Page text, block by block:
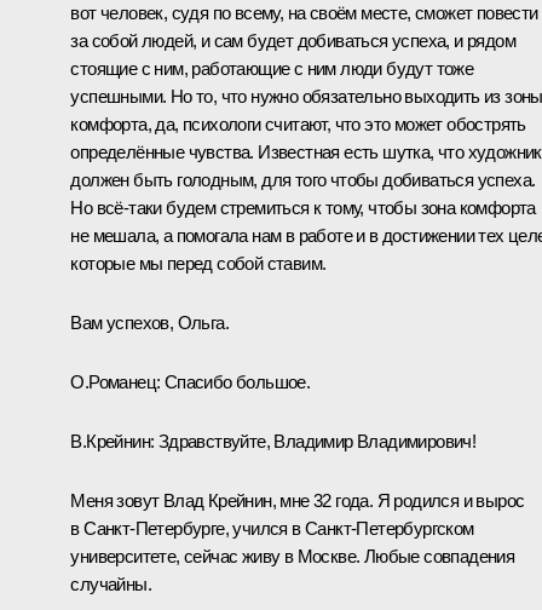
вот человек, судя по всему, на своём месте, сможет повести
за собой людей, и сам будет добиваться успеха, и рядом
стоящие с ним, работающие с ним люди будут тоже
успешными. Но то, что нужно обязательно выходить из зоны
комфорта, да, психологи считают, что это может обострять
определённые чувства. Известная есть шутка, что художник
должен быть голодным, для того чтобы добиваться успеха.
Но всё‑таки будем стремиться к тому, чтобы зона комфорта
не мешала, а помогала нам в работе и в достижении тех
которые мы перед собой ставим.
Вам успехов, Ольга.
О.Романец: Спасибо большое.
В.Крейнин: Здравствуйте, Владимир Владимирович!
Меня зовут Влад Крейнин, мне 32 года. Я родился и вырос
в Санкт‑Петербурге, учился в Санкт‑Петербургском
университете, сейчас живу в Москве. Любые совпадения
случайны.